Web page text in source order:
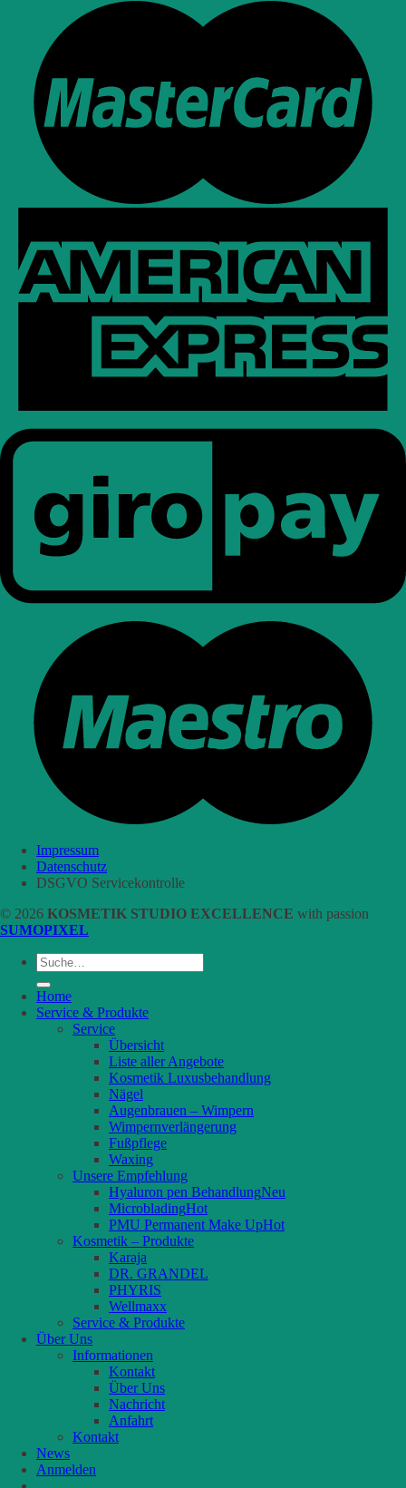
Impressum
Datenschutz
DSGVO Servicekontrolle
© 2026 KOSMETIK STUDIO EXCELLENCE with passion
SUMOPIXEL
Suche
nach:
Home
Service & Produkte
Service
Übersicht
Liste aller Angebote
Kosmetik Luxusbehandlung
Nägel
Augenbrauen – Wimpern
Wimpernverlängerung
Fußpflege
Waxing
Unsere Empfehlung
Hyaluron pen Behandlung
Microblading
PMU Permanent Make Up
Kosmetik – Produkte
Karaja
DR. GRANDEL
PHYRIS
Wellmaxx
Service & Produkte
Über Uns
Informationen
Kontakt
Über Uns
Nachricht
Anfahrt
Kontakt
News
Anmelden